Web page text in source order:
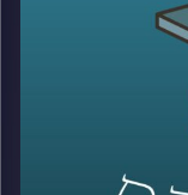
או במחקרים, היא
חוסר ודאות,
דווקא משנה את